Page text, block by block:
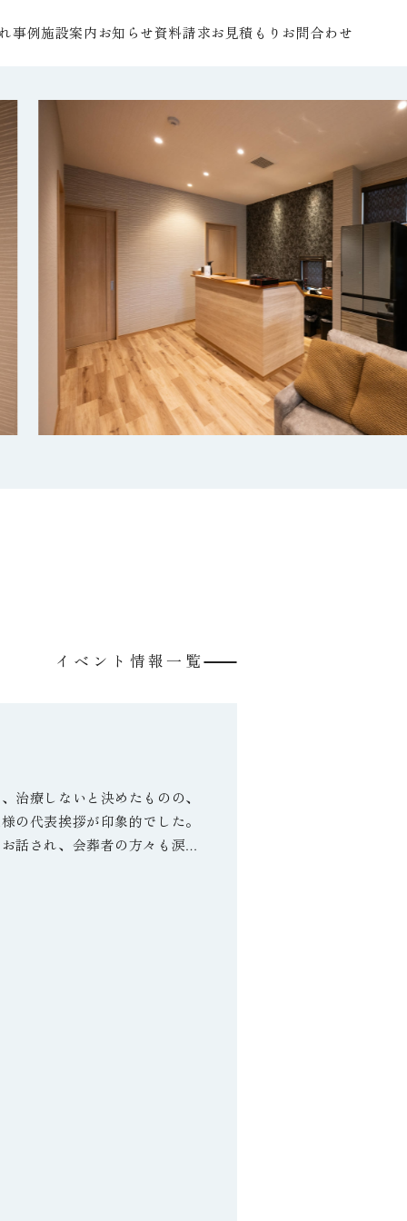
事例施設案内 お知らせ資料請求お見積もり お問合わせ
イベント情報一覧
治療しないと決めたものの、
の代表挨拶が印象的でした。
話され、会葬者の方々も涙さ
お好きだった故人様へ、皆様